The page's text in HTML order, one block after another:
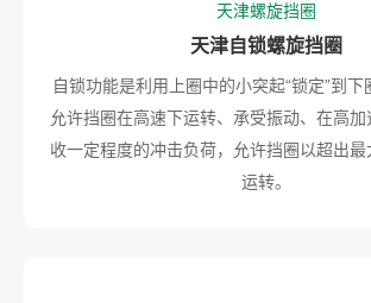
天津螺旋挡圈
天津自锁螺旋挡圈
自锁功能是利用上圈中的小突起“锁定”到下
允许挡圈在高速下运转、承受振动、在高
收一定程度的冲击负荷，允许挡圈以超出
运转。